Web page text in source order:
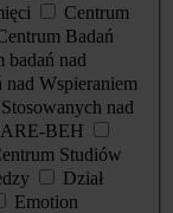
Centrum
Badań
badań nad
nad Wspieraniem
nad
BEH
Studiów
Dział
Emotion